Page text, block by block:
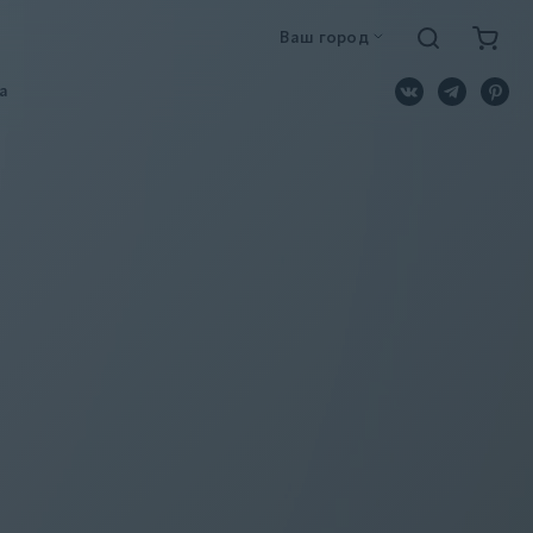
Ваш город